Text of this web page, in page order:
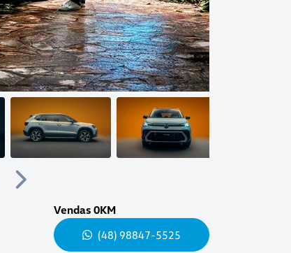
Próximo
Vendas 0KM
(48) 98847-5525